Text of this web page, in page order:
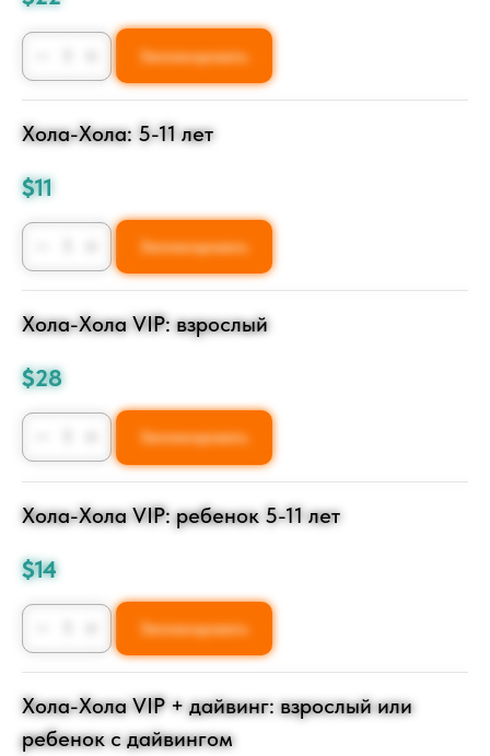
Запланировать
Хола-Хола: 5-11 лет
$11
Запланировать
Хола-Хола VIP: взрослый
$28
Запланировать
Хола-Хола VIP: ребенок 5-11 лет
$14
Запланировать
Хола-Хола VIP + дайвинг: взрослый или
ребенок с дайвингом